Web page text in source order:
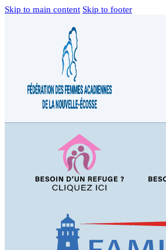
Skip to main content Skip to footer